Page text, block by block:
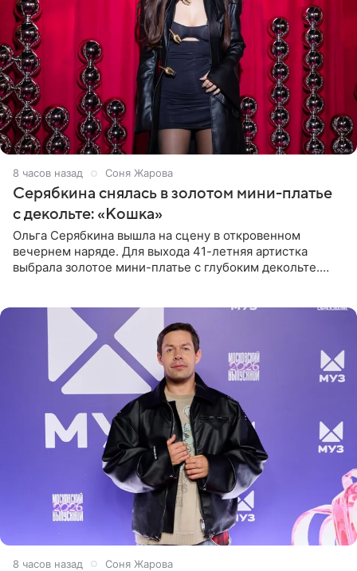
8 часов назад Соня Жарова
Серябкина снялась в золотом мини-платье
с декольте: «Кошка»
Ольга Серябкина вышла на сцену в откровенном
вечернем наряде. Для выхода 41-летняя артистка
выбрала золотое мини-платье с глубоким декольте.
8 часов назад Соня Жарова